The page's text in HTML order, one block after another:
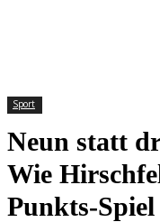
Sport
Neun statt
Wie
Punkts-